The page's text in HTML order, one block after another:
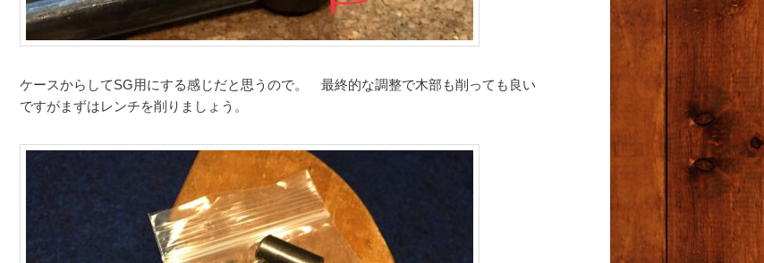
ケースからしてSG用にする感じだと思うので。 最終的な調整で木部も削っても良い
ですがまずはレンチを削りましょう。